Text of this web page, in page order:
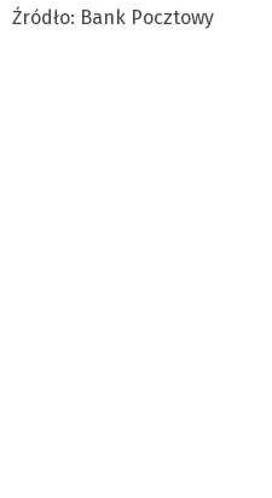
Źródło: Bank Pocztowy